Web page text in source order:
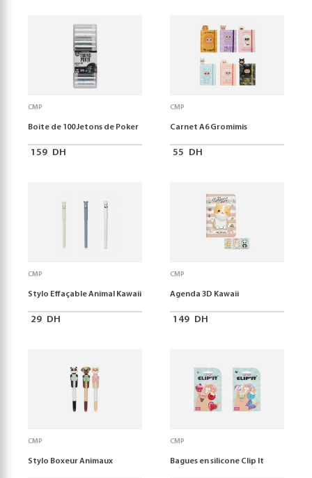
CMP
Boite de 100 Jetons de Poker
159 DH
CMP
Carnet A6 Gromimis
55 DH
CMP
Stylo Effaçable Animal Kawaii
29 DH
CMP
Agenda 3D Kawaii
149 DH
CMP
Stylo Boxeur Animaux
CMP
Bagues en silicone Clip It